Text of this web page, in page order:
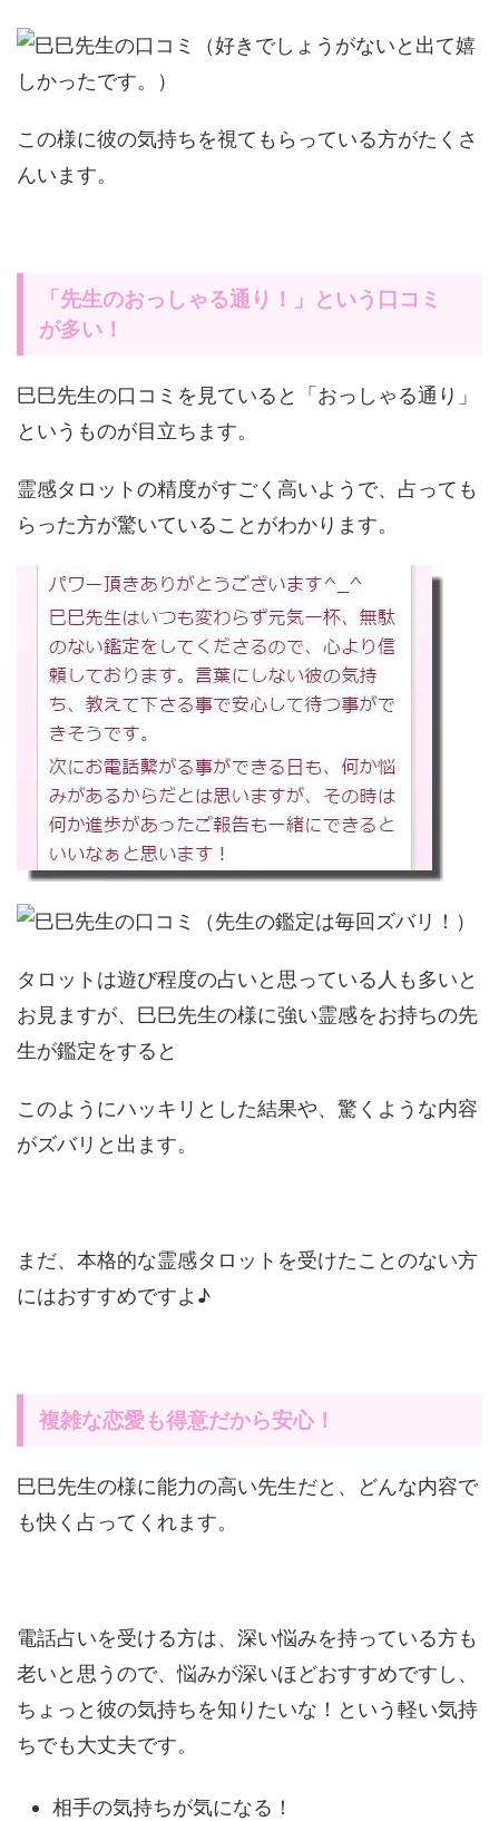
この様に彼の気持ちを視てもらっている方がたくさ
んいます。
「先生のおっしゃる通り！」という口コミ
が多い！
巳巳先生の口コミを見ていると「おっしゃる通り」
というものが目立ちます。
霊感タロットの精度がすごく高いようで、占っても
らった方が驚いていることがわかります。
タロットは遊び程度の占いと思っている人も多いと
お見ますが、巳巳先生の様に強い霊感をお持ちの先
生が鑑定をすると
このようにハッキリとした結果や、驚くような内容
がズバリと出ます。
まだ、本格的な霊感タロットを受けたことのない方
にはおすすめですよ♪
複雑な恋愛も得意だから安心！
巳巳先生の様に能力の高い先生だと、どんな内容で
も快く占ってくれます。
電話占いを受ける方は、深い悩みを持っている方も
老いと思うので、悩みが深いほどおすすめですし、
ちょっと彼の気持ちを知りたいな！という軽い気持
ちでも大丈夫です。
相手の気持ちが気になる！